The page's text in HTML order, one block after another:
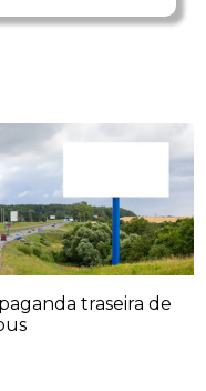
traseira de